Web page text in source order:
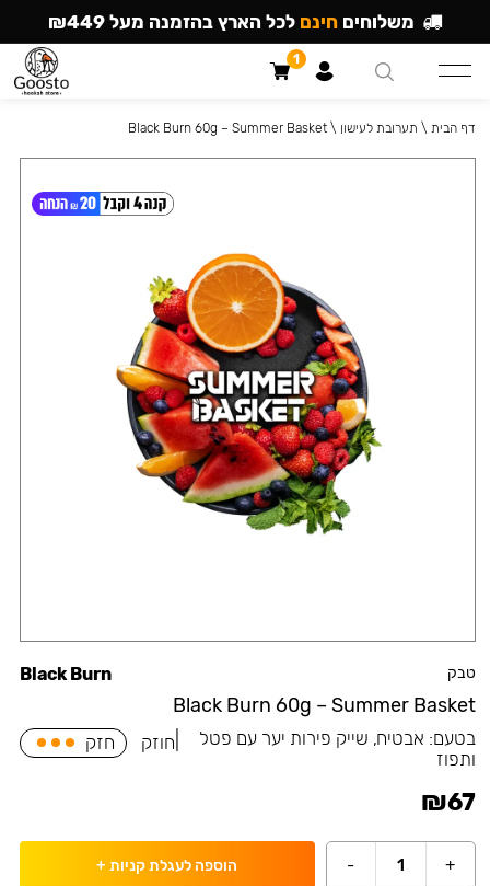
טבק
Black Burn 60g – Summer Basket
Black Burn
בטעם: אבטיח, שייק פירות יער עם פטל
ותפוז
חוזק חזק
₪67
+
1
- הוספה לעגלת קניות +
דף הבית \ תערובת לעישון \
Black Burn 60g – Summer Basket
משלוחים חינם לכל הארץ בהזמנה מעל ₪449
1